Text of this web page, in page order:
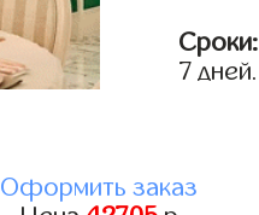
Сроки:
7 дней.
Оформить заказ